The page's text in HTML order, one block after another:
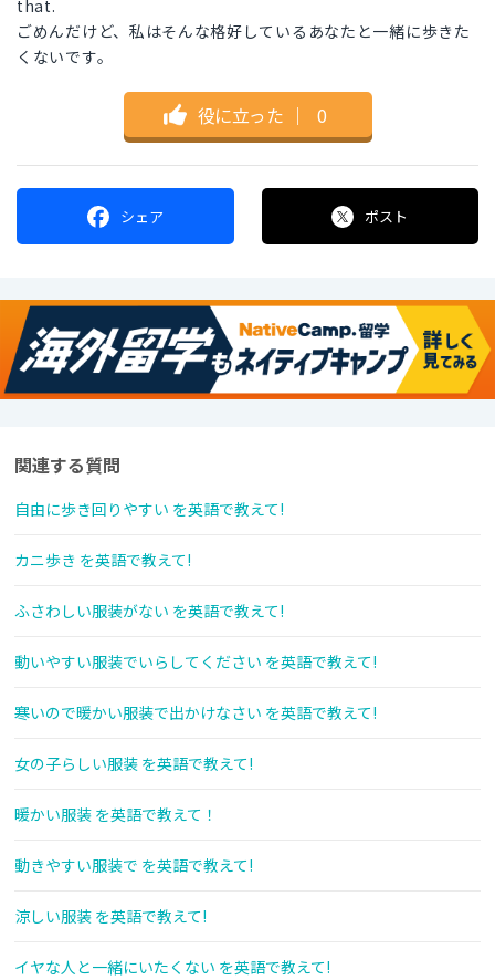
that.
ごめんだけど、私はそんな格好しているあなたと一緒に歩きた
くないです。
役に立った ｜ 0
シェア ポスト
関連する質問
自由に歩き回りやすい を英語で教えて!
カニ歩き を英語で教えて!
ふさわしい服装がない を英語で教えて!
動いやすい服装でいらしてください を英語で教えて!
寒いので暖かい服装で出かけなさい を英語で教えて!
女の子らしい服装 を英語で教えて!
暖かい服装 を英語で教えて！
動きやすい服装で を英語で教えて!
涼しい服装 を英語で教えて!
イヤな人と一緒にいたくない を英語で教えて!